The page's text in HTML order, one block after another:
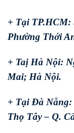
+ Tại TP.HCM:
Phường Thới
+ Taị Hà Nội:
Mai; Hà Nội.
+ Tại Đà Nẵng:
Thọ Tây – Q.